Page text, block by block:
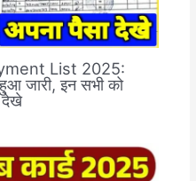
List 2025:
जारी, इन सभी को
देखे